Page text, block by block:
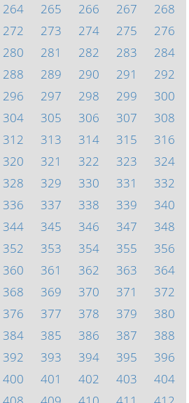
264 265 266 267
268
272 273 274 275
276
280 281 282 283
284
288 289 290 291
292
296 297 298 299
300
304 305 306 307
308
312 313 314 315
316
320 321 322 323
324
328 329 330 331
332
336 337 338 339
340
344 345 346 347
348
352 353 354 355
356
360 361 362 363
364
368 369 370 371
372
376 377 378 379
380
384 385 386 387
388
392 393 394 395
396
400 401 402 403
404